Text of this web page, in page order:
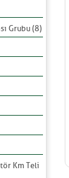
Grubu (8)
Km Teli